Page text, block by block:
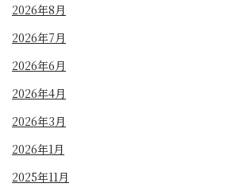
2026年8月
2026年7月
2026年6月
2026年4月
2026年3月
2026年1月
2025年11月